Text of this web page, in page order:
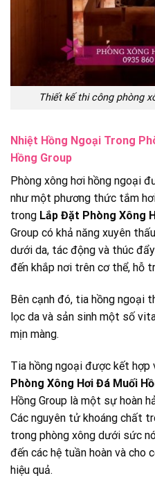
Thiết kế thi công phòng
Nhiệt Hồng Ngoại Trong
Hồng Group
Phòng xông hơi hồng ngoại
như một phương thức tắm
trong Lắp Đặt Phòng Xông
Group có khả năng xuyên
dưới da, tác động và thúc
đến khắp nơi trên cơ thể, hỗ
Bên cạnh đó, tia hồng ngoại
lọc da và sản sinh một số
mịn màng.
Tia hồng ngoại được kết hợp
Phòng Xông Hơi Đá Muối
Hồng Group là một sự hoàn
Các nguyên tử khoáng chất
trong phòng xông dưới sức
đến các hệ tuần hoàn và cho
hiệu quả.